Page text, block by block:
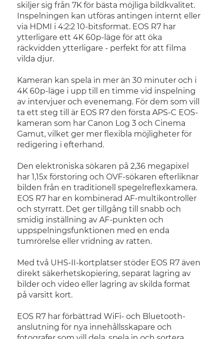
skiljer sig från 7K för bästa möjliga bildkvalitet.
Inspelningen kan utföras antingen internt eller
via HDMI i 4:2:2 10-bitsformat. EOS R7 har
ytterligare ett 4K 60p-läge för att öka
räckvidden ytterligare - perfekt för att filma
vilda djur.
Kameran kan spela in mer än 30 minuter och i
4K 60p-läge i upp till en timme vid inspelning
av intervjuer och evenemang. För dem som vill
ta ett steg till är EOS R7 den första APS-C EOS-
kameran som har Canon Log 3 och Cinema
Gamut, vilket ger mer flexibla möjligheter för
redigering i efterhand.
Den elektroniska sökaren på 2,36 megapixel
har 1,15x förstoring och OVF-sökaren efterliknar
bilden från en traditionell spegelreflexkamera.
EOS R7 har en kombinerad AF-multikontroller
och styrratt. Det ger tillgång till snabb och
smidig inställning av AF-punkten och
uppspelningsfunktionen med en enda
tumrörelse eller vridning av ratten.
Med två UHS-II-kortplatser stöder EOS R7 även
direkt säkerhetskopiering, separat lagring av
bilder och video eller lagring av skilda format
på varsitt kort.
EOS R7 har förbättrad WiFi- och Bluetooth-
anslutning för nya innehållsskapare och